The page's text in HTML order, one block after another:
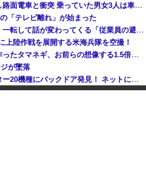
【鹿児島】 突然右折し路面電車と衝突 乗っていた男女3人は車を放置しダッシュで逃走中
「テレビ離れ」が始まった
【イオンモール熊本】 一転して話が変わってくる「従業員の避難誘導の証言が複数」イオン側が社内規定に抵触していた疑い
上陸作戦を展開する米海兵隊を空撮！
【画像】 農家ワイが作ったタマネギ、お前らの想像する1.5倍はデカいぞ
が墜落
【衝撃】 中国製ルーター20機種にバックドア発見！ ネットに繋ぐだけで35秒ごとに中国のサーバーと通信
中国「大洪水！」中国ダム「決壊」地元民「公式発表より死者多い！」中国政府「住民拘束！（安否不明」中国当局「救助隊動画も削除」台風13号「三峡ダム接近中」→